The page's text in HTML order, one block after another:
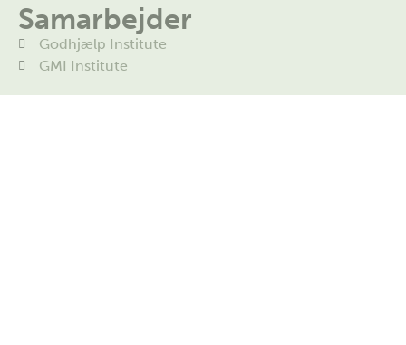
Samarbejder
Godhjælp Institute
GMI Institute